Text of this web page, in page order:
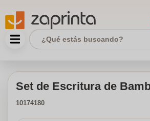
Set de Escritura de
10174180